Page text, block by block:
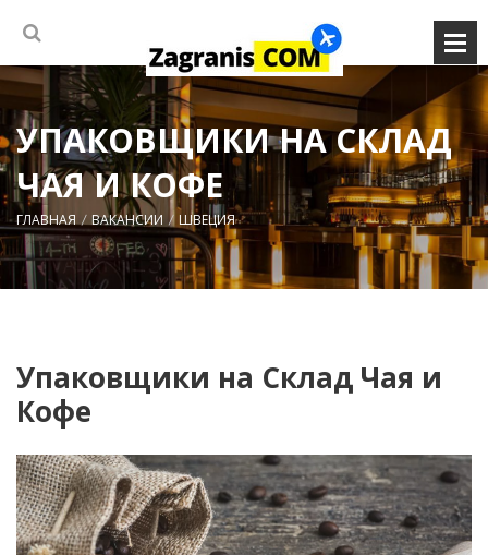
УПАКОВЩИКИ НА СКЛАД
ЧАЯ И КОФЕ
ГЛАВНАЯ ВАКАНСИИ ШВЕЦИЯ
Упаковщики на Склад Чая и
Кофе